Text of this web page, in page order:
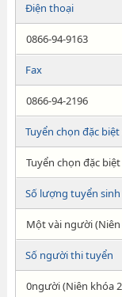
Điện thoại
0866-94-9163
Fax
0866-94-2196
Tuyển chọn đặc
Tuyển chọn đặc
Số lượng tuyển sinh
Một vài người (Niên
Số người thi tuyển
0người (Niên khóa